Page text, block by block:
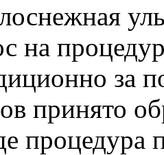
на
за
принято
процедура